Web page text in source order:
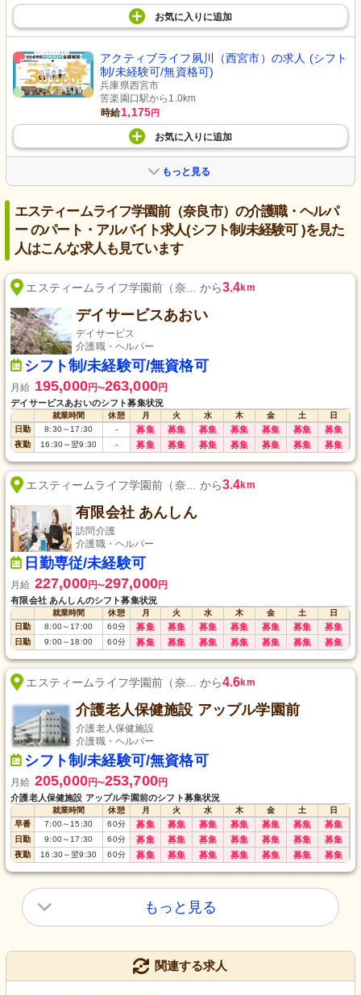
お気に入り に追加
アクティブライフ夙川（西宮市）の求人 (シフト
制/未経験可/無資格可)
兵庫県西宮市
苦楽園口駅から1.0km
時給1,175円
お気に入り に追加
もっと見る
エスティームライフ学園前（奈良市）の介護職・ヘルパ
ー のパート・アルバイト求人(シフト制/未経験可 )を見た
人はこんな求人も見ています
エスティームライフ学園前（奈... から3.4km
デイサービスあおい
デイサービス
介護職・ヘルパー
シフト制/未経験可/無資格可
月給 195,000円〜263,000円
デイサービスあおいのシフト募集状況
就業時間 休憩 月 火 水 木 金 土
日
日勤
8:30～ 17:30 - 募集 募集 募集 募集 募集 募集 募集
夜勤 16:30～翌9:30 - 募集 募集 募集 募集 募集 募集 募集
エスティームライフ学園前（奈... から3.4km
有限会社 あんしん
訪問介護
介護職・ヘルパー
日勤専従/未経験可
月給 227,000円〜297,000円
有限会社 あんしんのシフト募集状況
就業時間 休憩 月 火 水 木 金 土
日
日勤
8:00～ 17:00 60分 募集 募集 募集 募集 募集 募集 募集
日勤 9:00～ 18:00 60分 募集 募集 募集 募集 募集 募集 募集
エスティームライフ学園前（奈... から4.6km
介護老人保健施設 アップル学園前
介護老人保健施設
介護職・ヘルパー
シフト制/未経験可/無資格可
月給 205,000円〜253,700円
介護老人保健施設 アップル学園前のシフト募集状況
就業時間 休憩 月 火 水 木 金 土
日
早番
7:00～ 15:30 60分 募集 募集 募集 募集 募集 募集 募集
日勤 9:00～ 17:30 60分 募集 募集 募集 募集 募集 募集 募集
夜勤 16:30～翌9:30 60分 募集 募集 募集 募集 募集 募集 募集
もっと見る
関連する求人